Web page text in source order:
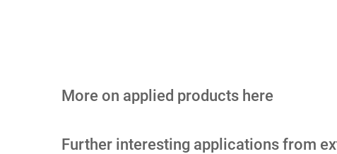
More on applied products here
Further interesting applications from